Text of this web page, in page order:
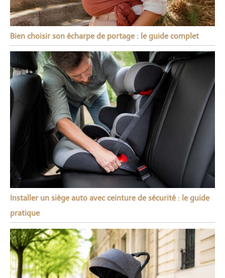
Bien choisir son écharpe de portage : le guide complet
Installer un siège auto avec ceinture de sécurité : le guide
pratique